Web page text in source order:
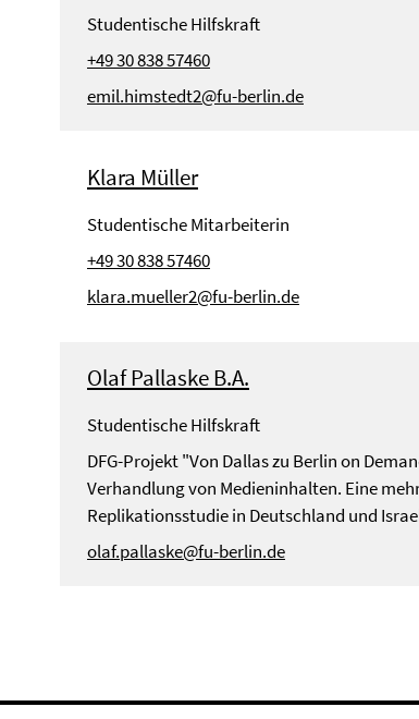
Studentische Hilfskraft
+49 30 838 57460
emil.himstedt2@fu-berlin.de
Klara Müller
Studentische Mitarbeiterin
+49 30 838 57460
klara.mueller2@fu-berlin.de
Olaf Pallaske B.A.
Studentische Hilfskraft
DFG-Projekt "Von Dallas zu Berlin on
Verhandlung von Medieninhalten. Eine
Replikationsstudie in Deutschland und
olaf.pallaske@fu-berlin.de